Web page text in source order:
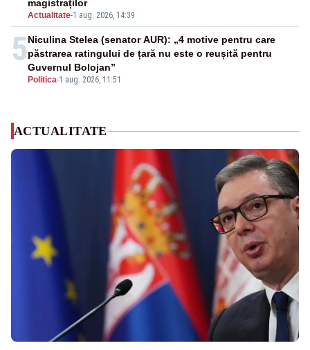
Actualitate-1 aug. 2026, 14:39
magistraților
5
Politica-1 aug. 2026, 11:51
Niculina Stelea (senator AUR): „4 motive pentru care
păstrarea ratingului de țară nu este o reușită pentru
Guvernul Bolojan”
ACTUALITATE